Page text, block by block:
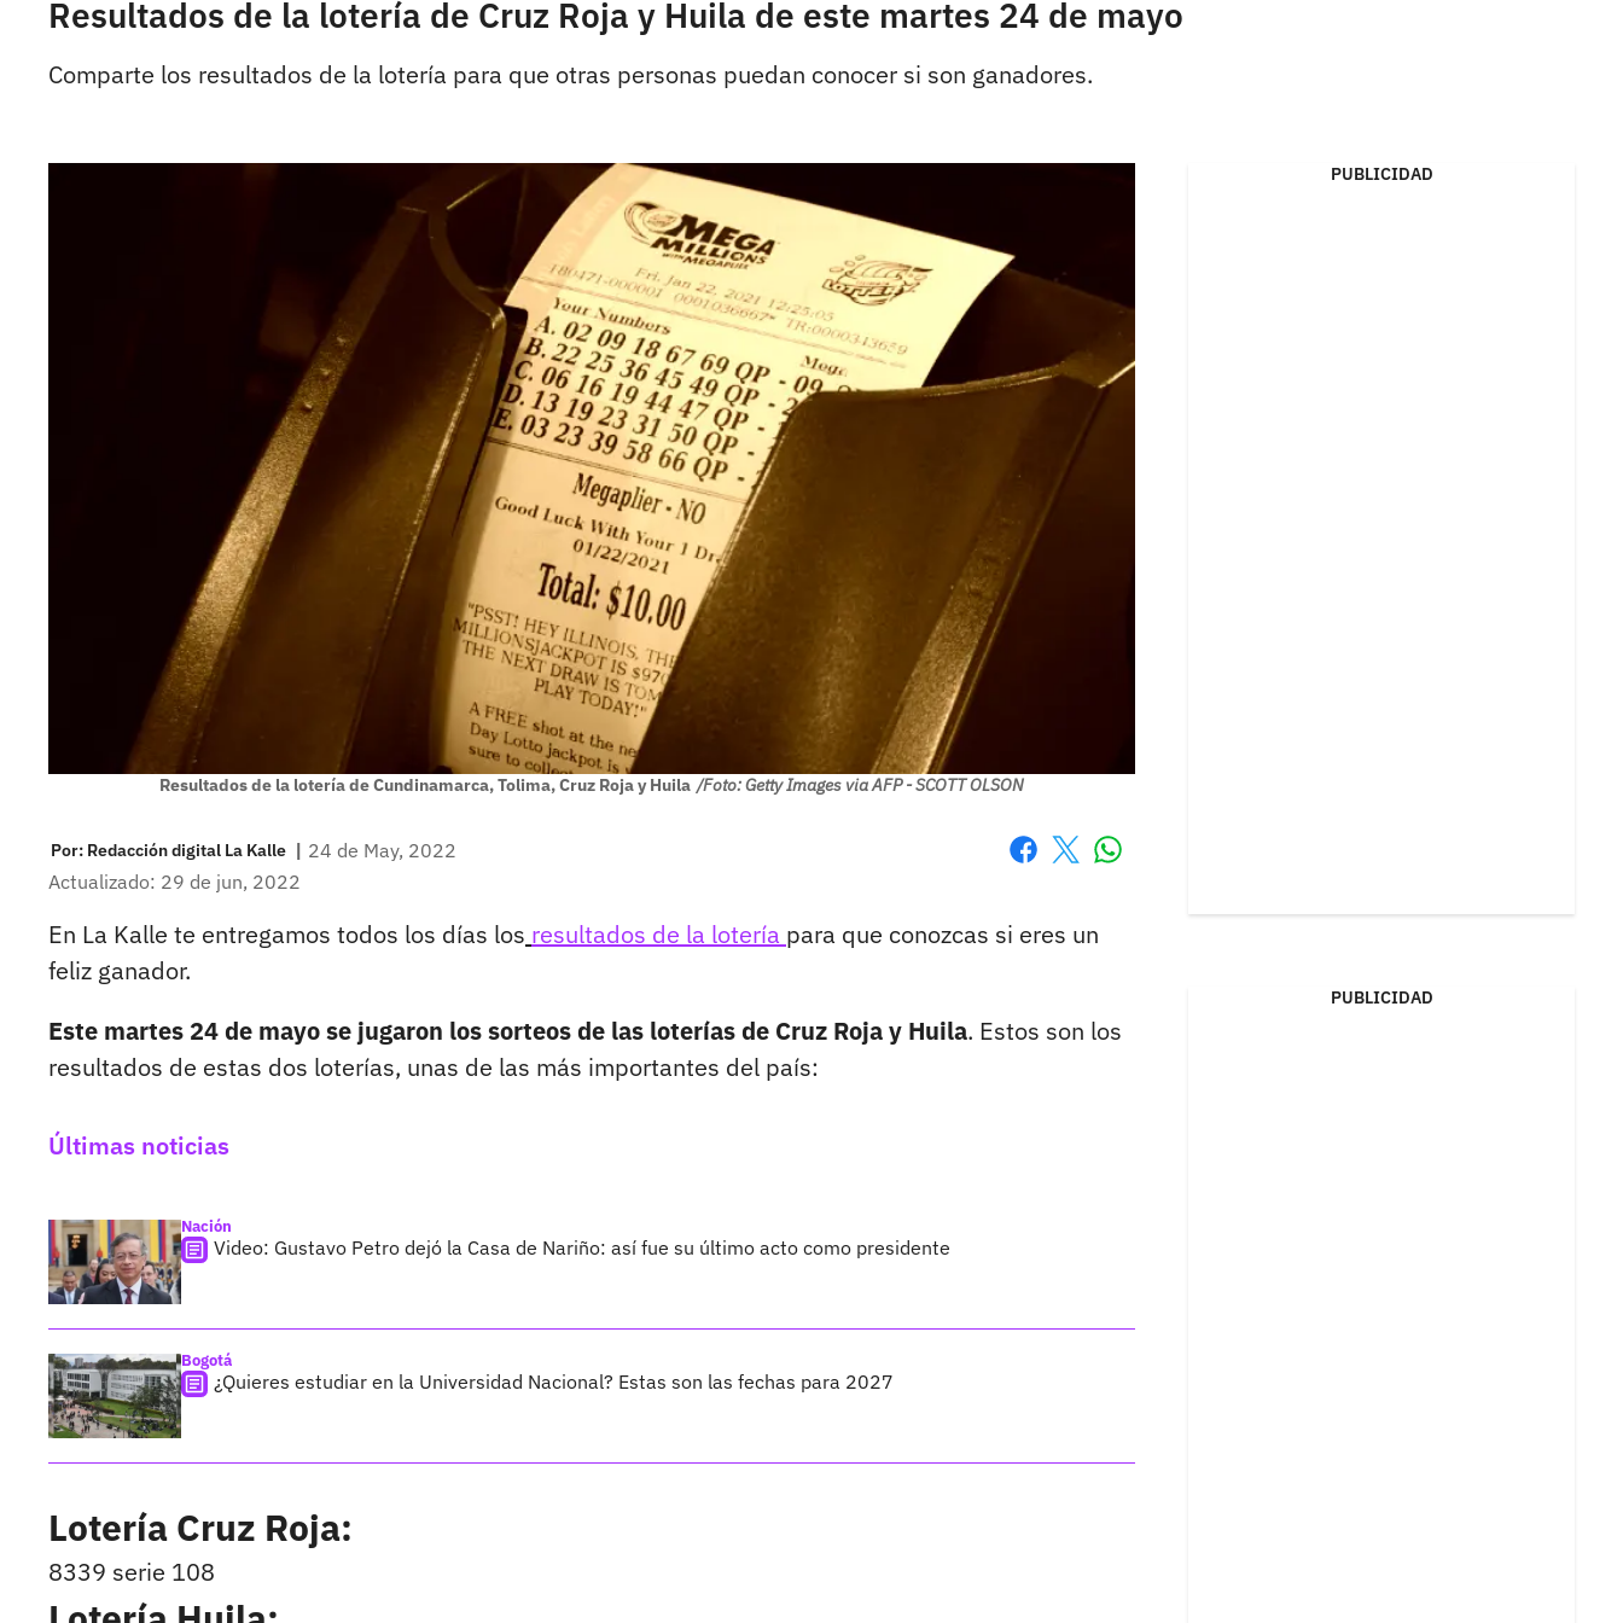
Resultados de la lotería de Cruz Roja y Huila de este martes 24 de mayo
Comparte los resultados de la lotería para que otras personas puedan conocer si son ganadores.
Resultados de la lotería de Cundinamarca, Tolima, Cruz Roja y Huila /Foto: Getty Images via AFP - SCOTT OLSON
Por: Redacción digital La Kalle | 24 de May, 2022
Actualizado: 29 de jun, 2022
En La Kalle te entregamos todos los días los resultados de la lotería para que conozcas si eres un
feliz ganador.
Este martes 24 de mayo se jugaron los sorteos de las loterías de Cruz Roja y Huila. Estos son los
resultados de estas dos loterías, unas de las más importantes del país:
Últimas noticias
Nación
Video: Gustavo Petro dejó la Casa de Nariño: así fue su último acto como presidente
Bogotá
¿Quieres estudiar en la Universidad Nacional? Estas son las fechas para 2027
Lotería Cruz Roja:
8339 serie 108
PUBLICIDAD
PUBLICIDAD